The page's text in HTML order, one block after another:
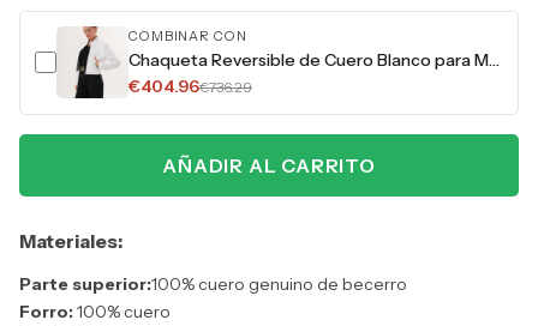
COMBINAR CON
Chaqueta Reversible de Cuero Blanco para Mujer Elvaris
€404.96€736.29
AÑADIR AL CARRITO
Materiales:
Parte superior:100% cuero genuino de becerro
Forro:100% cuero